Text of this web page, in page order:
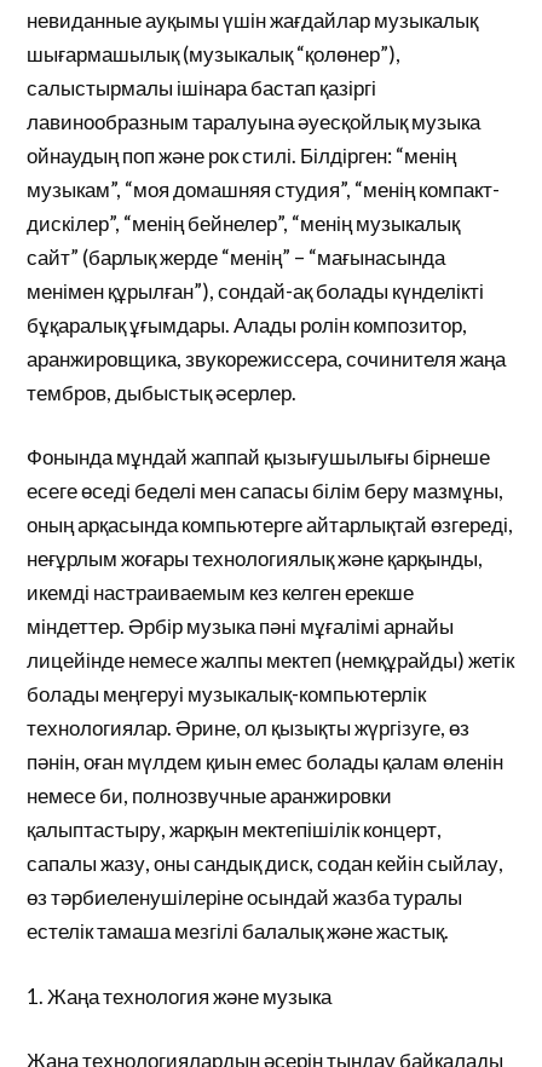
невиданные ауқымы үшін жағдайлар музыкалық
шығармашылық (музыкалық “қолөнер”),
салыстырмалы ішінара бастап қазіргі
лавинообразным таралуына әуесқойлық музыка
ойнаудың поп және рок стилі. Білдірген: “менің
музыкам”, “моя домашняя студия”, “менің компакт-
дискілер”, “менің бейнелер”, “менің музыкалық
сайт” (барлық жерде “менің” – “мағынасында
менімен құрылған”), сондай-ақ болады күнделікті
бұқаралық ұғымдары. Алады ролін композитор,
аранжировщика, звукорежиссера, сочинителя жаңа
тембров, дыбыстық әсерлер.
Фонында мұндай жаппай қызығушылығы бірнеше
есеге өседі беделі мен сапасы білім беру мазмұны,
оның арқасында компьютерге айтарлықтай өзгереді,
неғұрлым жоғары технологиялық және қарқынды,
икемді настраиваемым кез келген ерекше
міндеттер. Әрбір музыка пәні мұғалімі арнайы
лицейінде немесе жалпы мектеп (немқұрайды) жетік
болады меңгеруі музыкалық-компьютерлік
технологиялар. Әрине, ол қызықты жүргізуге, өз
пәнін, оған мүлдем қиын емес болады қалам өленін
немесе би, полнозвучные аранжировки
қалыптастыру, жарқын мектепішілік концерт,
сапалы жазу, оны сандық диск, содан кейін сыйлау,
өз тәрбиеленушілеріне осындай жазба туралы
естелік тамаша мезгілі балалық және жастық.
1. Жаңа технология және музыка
Жаңа технологиялардың әсерін тыңдау байқалады